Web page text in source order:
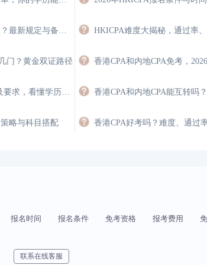
门？黄金双证路径
略与科目搭配
HKICPA难度大揭秘，通过率
香港CPA好考吗？难度、通过
报名时间 报名条件 免考资格 报考费用
联系在线客服